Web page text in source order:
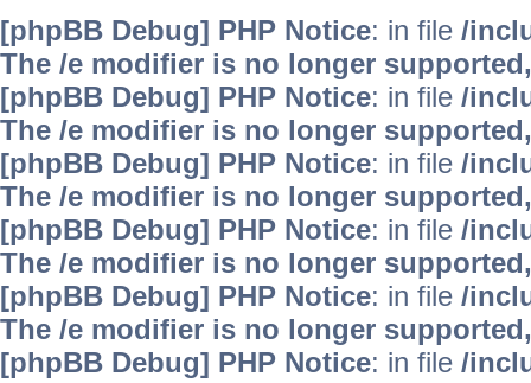
[phpBB Debug] PHP Notice: in file /
The /e modifier is no longer
[phpBB Debug] PHP Notice: in file /
The /e modifier is no longer
[phpBB Debug] PHP Notice: in file /
The /e modifier is no longer
[phpBB Debug] PHP Notice: in file /
The /e modifier is no longer
[phpBB Debug] PHP Notice: in file /
The /e modifier is no longer
[phpBB Debug] PHP Notice: in file /